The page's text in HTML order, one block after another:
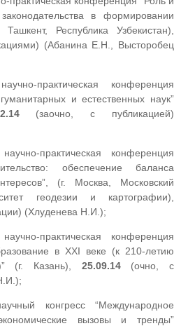
в формировании
Республика Узбекистан),
(Абанина Е.Н., Высторобец
практическая конференция
и естественных наук”
(заочно, с публикацией)
практическая конференция
обеспечение баланса
(г. Москва, Московский
геодезии и картографии),
(Хлуденева Н.И.);
практическая конференция
в XXI веке (к 210-летию
(г. Казань), 25.09.14 (очно, с
конгресс “Международное
вызовы и тренды”